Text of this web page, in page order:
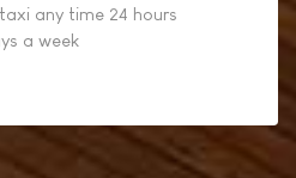
any time 24 hours
a week